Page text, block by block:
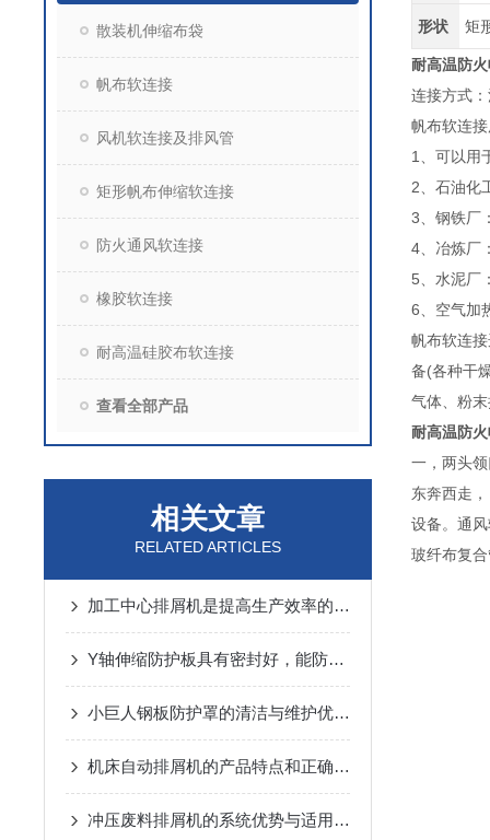
散装机伸缩布袋
帆布软连接
风机软连接及排风管
矩形帆布伸缩软连接
防火通风软连接
橡胶软连接
耐高温硅胶布软连接
查看全部产品
相关文章
RELATED ARTICLES
加工中心排屑机是提高生产效率的装置
Y轴伸缩防护板具有密封好，能防铁屑、防冷却液等特性
小巨人钢板防护罩的清洁与维护优势概述
机床自动排屑机的产品特点和正确使用保养方法
冲压废料排屑机的系统优势与适用范围说明
形状 矩
耐高温防
连接方式
帆布软连
1、可以用
2、石油化
3、钢铁厂
4、冶炼厂
5、水泥厂
6、空气加
帆布软连
备(各种干
气体、粉
耐高温防
一，两头
东奔西走
设备。通
玻纤布复